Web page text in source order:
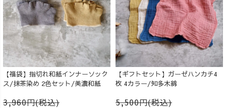
【福袋】指切れ和紙インナーソック
ス/抹茶染め 2色セット/美濃和紙
3,960円(税込)
【ギフトセット】ガーゼハンカチ4
枚 4カラー/知多木綿
5,500円(税込)